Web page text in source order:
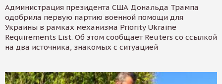
Администрация президента США Дональда Трампа
одобрила первую партию военной помощи для
Украины в рамках механизма Priority Ukraine
Requirements List. Об этом сообщает Reuters со ссылкой
на два источника, знакомых с ситуацией